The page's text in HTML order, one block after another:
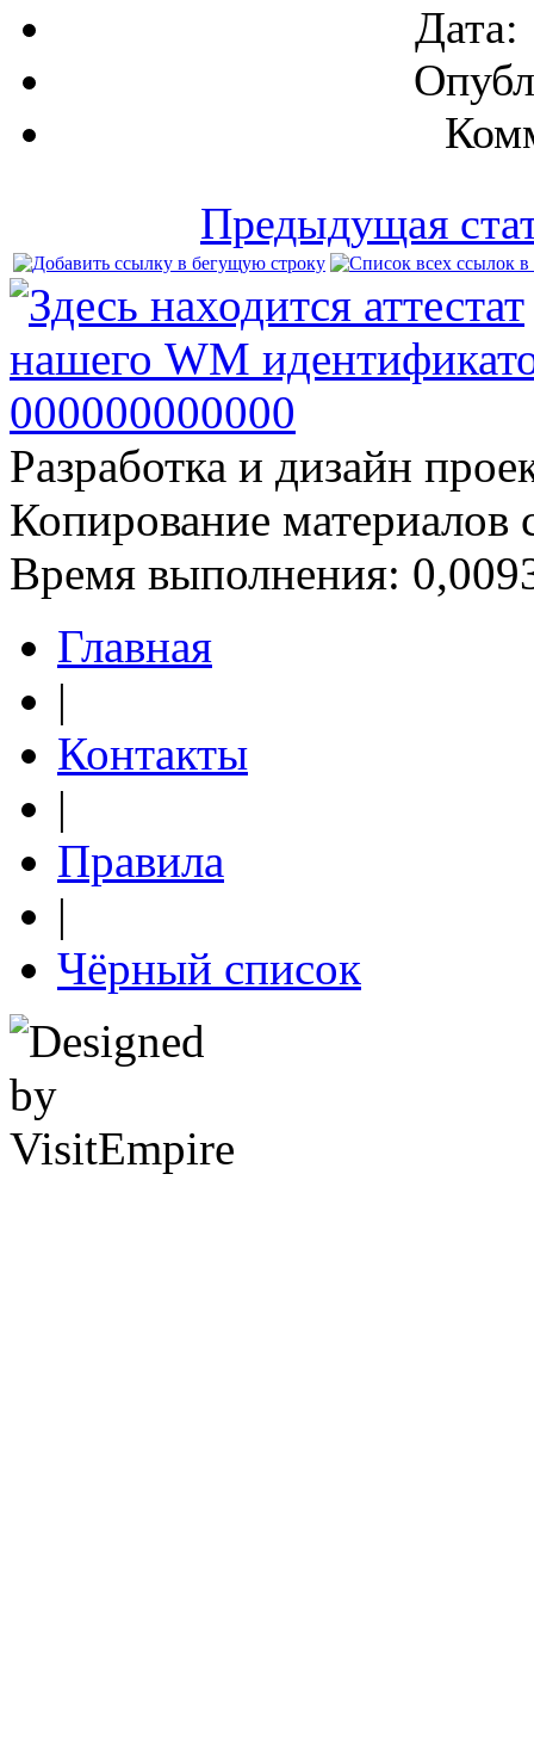
Дата:
Предыдущая
Разработка и дизайн
Копирование материалов
Время выполнения:
Главная
|
Контакты
|
Правила
|
Чёрный список